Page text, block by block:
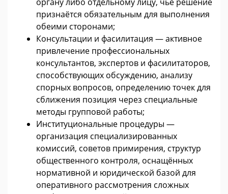
признаётся обязательным для выполнения
обеими сторонами;
Консультации и фасилитация — активное
привлечение профессиональных
консультантов, экспертов и фасилитаторов,
способствующих обсуждению, анализу
спорных вопросов, определению точек для
сближения позиция через специальные
методы групповой работы;
Институциональные процедуры —
организация специализированных
комиссий, советов примирения, структур
общественного контроля, оснащённых
нормативной и юридической базой для
оперативного рассмотрения сложных